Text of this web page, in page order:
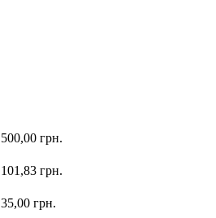
500,00 грн.
101,83 грн.
35,00 грн.